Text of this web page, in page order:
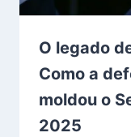
O legado
Como a
moldou o
2025